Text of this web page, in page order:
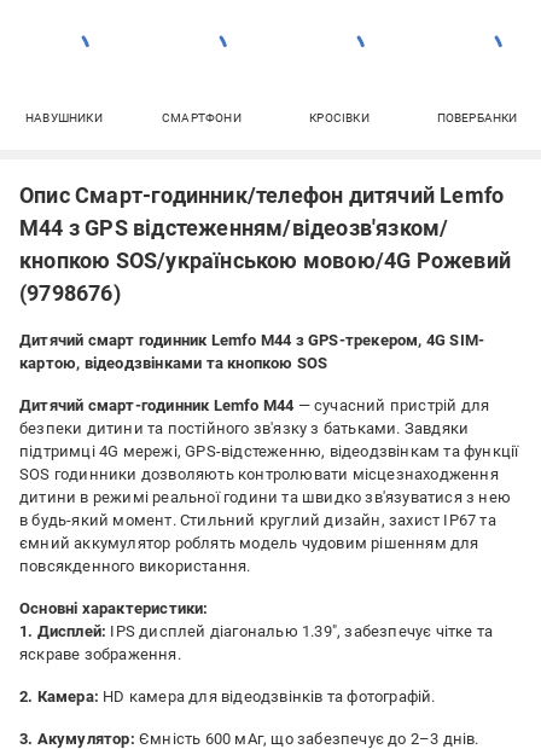
НАВУШНИКИ СМАРТФОНИ КРОСІВКИ ПОВЕРБАНКИ
Опис Смарт-годинник/телефон дитячий Lemfo
M44 з GPS відстеженням/відеозв'язком/
кнопкою SOS/українською мовою/4G Рожевий
(9798676)
Дитячий смарт годинник Lemfo M44 з GPS-трекером, 4G SIM-
картою, відеодзвінками та кнопкою SOS
Дитячий смарт-годинник Lemfo M44 — сучасний пристрій для
безпеки дитини та постійного зв'язку з батьками. Завдяки
підтримці 4G мережі, GPS-відстеженню, відеодзвінкам та функції
SOS годинники дозволяють контролювати місцезнаходження
дитини в режимі реальної години та швидко зв'язуватися з нею
в будь-який момент. Стильний круглий дизайн, захист IP67 та
ємний аккумулятор роблять модель чудовим рішенням для
повсякденного використання.
Основні характеристики:
1. Дисплей: IPS дисплей діагональю 1.39", забезпечує чітке та
яскраве зображення.
2. Камера: HD камера для відеодзвінків та фотографій.
3. Акумулятор: Ємність 600 мАг, що забезпечує до 2–3 днів.